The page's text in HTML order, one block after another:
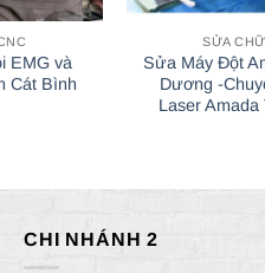
EMG và
Cát Bình
SỬA
Sửa Máy Đột
Dương -
Laser
CHI NHÁNH 2